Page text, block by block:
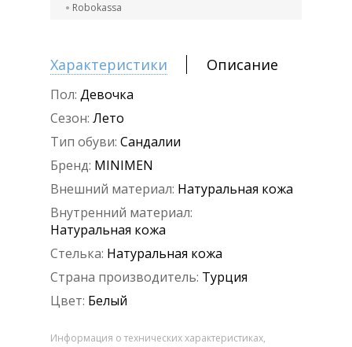
Robokassa
Характеристики Описание
Пол: Девочка
Сезон: Лето
Тип обуви: Сандалии
Бренд: MINIMEN
Внешний материал: Натуральная кожа
Внутренний материал:
Натуральная кожа
Стелька: Натуральная кожа
Страна производитель: Турция
Цвет: Белый
Информация о технических характеристиках,